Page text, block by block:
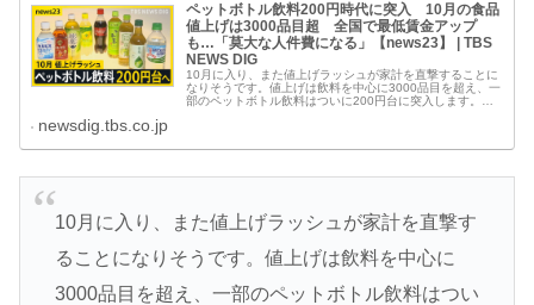
ペットボトル飲料200円時代に突入 10月の食品
値上げは3000品目超 全国で最低賃金アップ
も…「莫大な人件費になる」【news23】 | TBS
NEWS DIG
10月に入り、また値上げラッシュが家計を直撃することに
なりそうです。値上げは飲料を中心に3000品目を超え、一
部のペットボトル飲料はついに200円台に突入します。店
newsdig.tbs.co.jp
10月に入り、また値上げラッシュが家計を直撃す
ることになりそうです。値上げは飲料を中心に
3000品目を超え、一部のペットボトル飲料はつい